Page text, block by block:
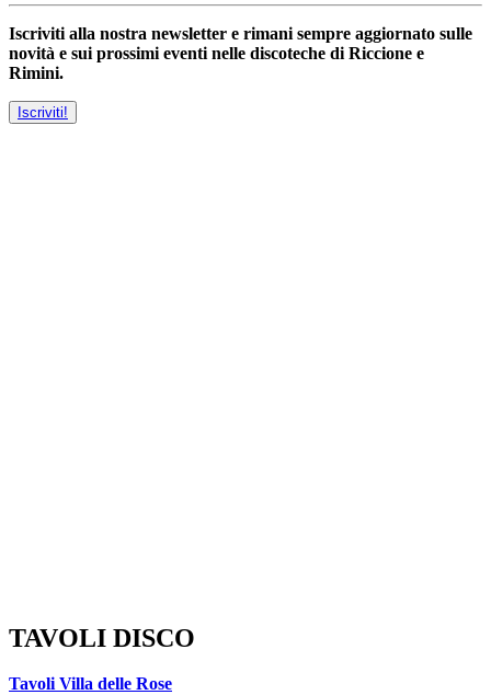
Iscriviti alla nostra newsletter e rimani sempre aggiornato sulle
novità e sui prossimi eventi nelle discoteche di Riccione e
Rimini.
Iscriviti!
TAVOLI DISCO
Tavoli Villa delle Rose